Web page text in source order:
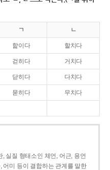
ㄱ ㄴ
핥이다 할치다
걷히다 거치다
닫히다 다치다
묻히다 무치다
, 실질 형태소인 체언, 어근, 용언
어미 등이 결합하는 관계를 말한